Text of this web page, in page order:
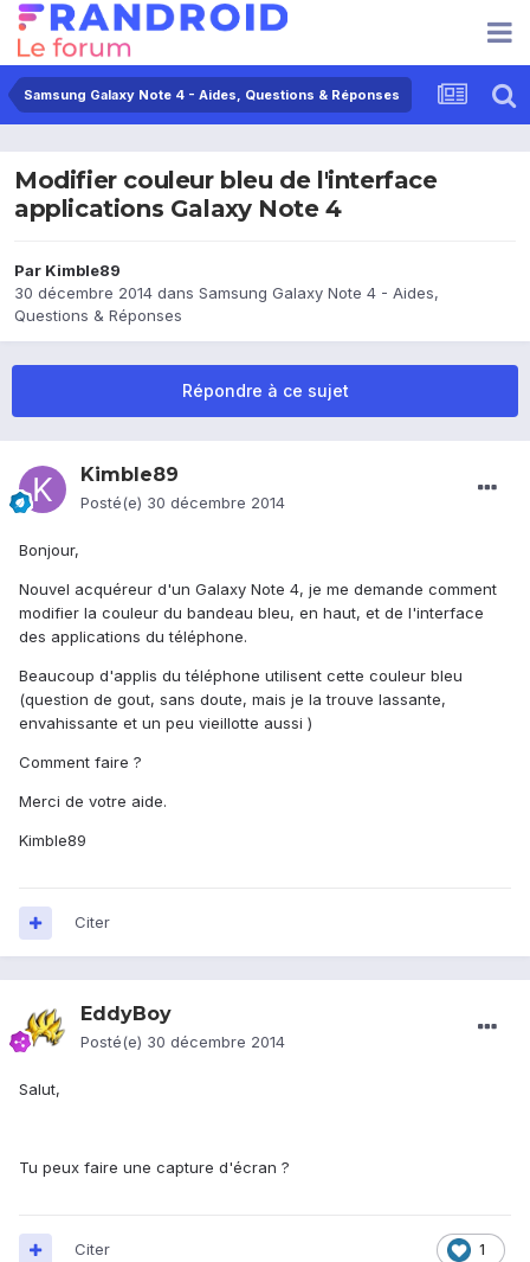
Samsung Galaxy Note 4 - Aides, Questions & Réponses
Modifier couleur bleu de l'interface
applications Galaxy Note 4
Par Kimble89
30 décembre 2014 dans Samsung Galaxy Note 4 - Aides,
Questions & Réponses
Répondre à ce sujet
Kimble89
Posté(e) 30 décembre 2014
Bonjour,
Nouvel acquéreur d'un Galaxy Note 4, je me demande comment
modifier la couleur du bandeau bleu, en haut, et de l'interface
des applications du téléphone.
Beaucoup d'applis du téléphone utilisent cette couleur bleu
(question de gout, sans doute, mais je la trouve lassante,
envahissante et un peu vieillotte aussi )
Comment faire ?
Merci de votre aide.
Kimble89
Citer
EddyBoy
Posté(e) 30 décembre 2014
Salut,
Tu peux faire une capture d'écran ?
1
Citer